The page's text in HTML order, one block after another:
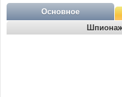
Основное